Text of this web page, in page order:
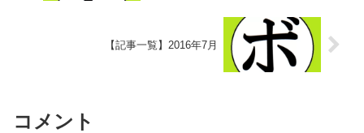
【記事一覧】2016年7月
コメント